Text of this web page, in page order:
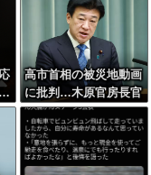
…
高市首相の被災地動画
に批判…木原官房長官
「BGMも情報発信の
一つ」